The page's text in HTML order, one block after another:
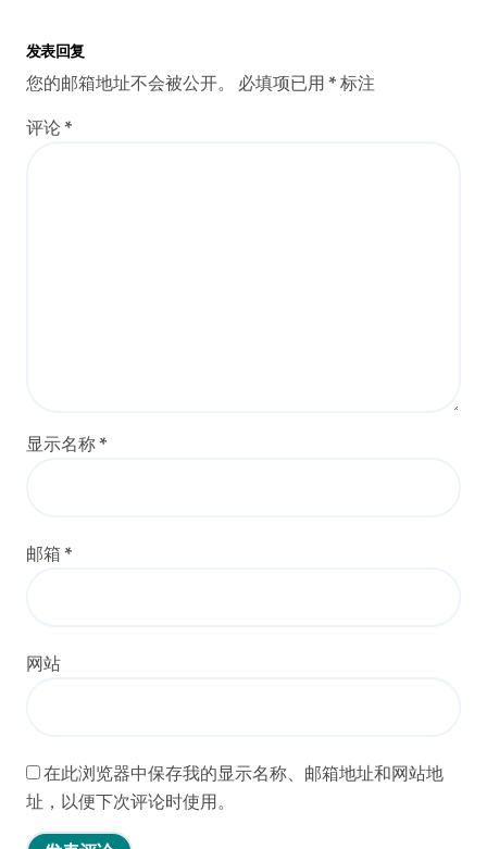
发表回复
您的邮箱地址不会被公开。 必填项已用 * 标注
评论 *
显示名称 *
邮箱 *
网站
在此浏览器中保存我的显示名称、邮箱地址和网站地
址，以便下次评论时使用。